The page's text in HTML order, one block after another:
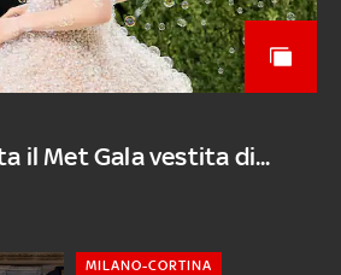
il Met Gala vestita di...
MILANO-CORTINA